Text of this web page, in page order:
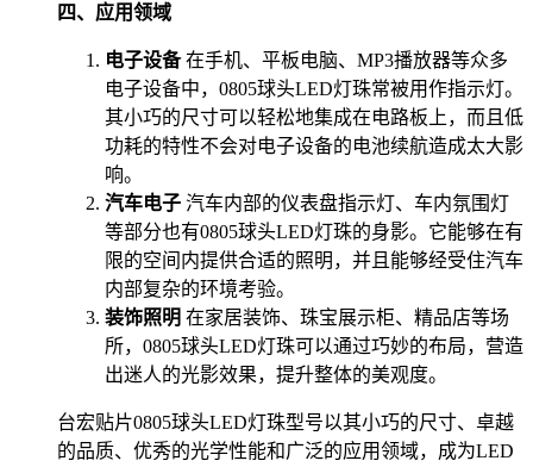
四、应用领域
电子设备在手机、平板电脑、MP3播放器等众多
电子设备中，0805球头LED灯珠常被用作指示灯。
其小巧的尺寸可以轻松地集成在电路板上，而且低
功耗的特性不会对电子设备的电池续航造成太大影
响。
汽车电子 汽车内部的仪表盘指示灯、车内氛围灯
等部分也有0805球头LED灯珠的身影。它能够在有
限的空间内提供合适的照明，并且能够经受住汽车
内部复杂的环境考验。
装饰照明 在家居装饰、珠宝展示柜、精品店等场
所，0805球头LED灯珠可以通过巧妙的布局，营造
出迷人的光影效果，提升整体的美观度。
台宏贴片0805球头LED灯珠型号以其小巧的尺寸、卓越
的品质、优秀的光学性能和广泛的应用领域，成为LED